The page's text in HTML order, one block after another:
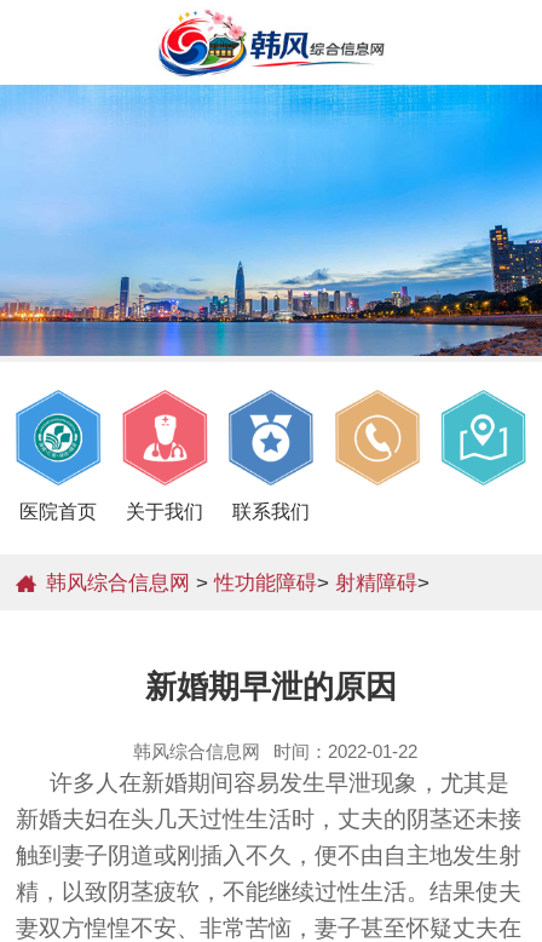
医院首页 关于我们 联系我们
韩风综合信息网 >性功能障碍>射精障碍>
新婚期早泄的原因
韩风综合信息网 时间：2022-01-22
许多人在新婚期间容易发生早泄现象，尤其是
新婚夫妇在头几天过性生活时，丈夫的阴茎还未接
触到妻子阴道或刚插入不久，便不由自主地发生射
精，以致阴茎疲软，不能继续过性生活。结果使夫
妻双方惶惶不安、非常苦恼，妻子甚至怀疑丈夫在